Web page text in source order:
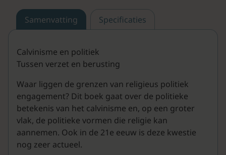
Samenvatting Specificaties
Calvinisme en politiek
Tussen verzet en berusting
Waar liggen de grenzen van religieus politiek
engagement? Dit boek gaat over de politieke
betekenis van het calvinisme en, op een groter
vlak, de politieke vormen die religie kan
aannemen. Ook in de 21e eeuw is deze kwestie
nog zeer actueel.